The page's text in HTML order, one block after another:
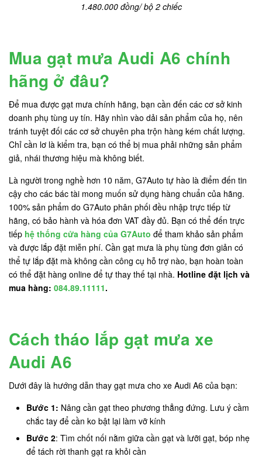
1.480.000 đồng/ bộ 2 chiếc
Mua gạt mưa Audi A6 chính
hãng ở đâu?
Để mua được gạt mưa chính hãng, bạn cần đến các cơ sở kinh
doanh phụ tùng uy tín. Hãy nhìn vào dải sản phẩm của họ, nên
tránh tuyệt đối các cơ sở chuyên pha trộn hàng kém chất lượng.
Chỉ cần lơ là kiểm tra, bạn có thể bị mua phải những sản phẩm
giả, nhái thương hiệu mà không biết.
Là người trong nghề hơn 10 năm, G7Auto tự hào là điểm đến tin
cậy cho các bác tài mong muốn sử dụng hàng chuẩn của hãng.
100% sản phẩm do G7Auto phân phối đều nhập trực tiếp từ
hãng, có bảo hành và hóa đơn VAT đầy đủ. Bạn có thể đến trực
tiếp hệ thống cửa hàng của G7Auto để tham khảo sản phẩm
và được lắp đặt miễn phí. Cần gạt mưa là phụ tùng đơn giản có
thể tự lắp đặt mà không cần công cụ hỗ trợ nào, bạn hoàn toàn
có thể đặt hàng online để tự thay thế tại nhà. Hotline đặt lịch và
mua hàng: 084.89.11111.
Cách tháo lắp gạt mưa xe
Audi A6
Dưới đây là hướng dẫn thay gạt mưa cho xe Audi A6 của bạn:
Bước 1: Nâng cần gạt theo phương thẳng đứng. Lưu ý cầm
chắc tay để cần ko bật lại làm vỡ kính
Bước 2: Tìm chốt nối nằm giữa cần gạt và lưỡi gạt, bóp nhẹ
để tách rời thanh gạt ra khỏi cần